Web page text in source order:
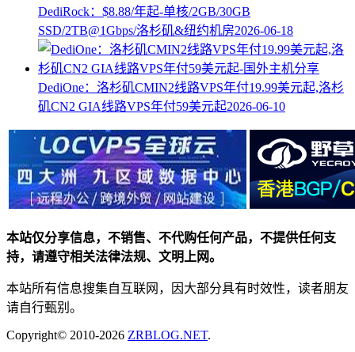
DediRock：$8.88/年起-单核/2GB/30GB
SSD/2TB@1Gbps/洛杉矶&纽约机房2026-06-18
DediOne：洛杉矶CMIN2线路VPS年付19.99美元起,洛杉
矶CN2 GIA线路VPS年付59美元起2026-06-10
本站仅分享信息，不销售、不代购任何产品，不提供任何支
持，请遵守相关法律法规、文明上网。
本站所有信息搜集自互联网，因大部分具有时效性，读者朋友
请自行甄别。
Copyright© 2010-2026 ZRBLOG.NET.